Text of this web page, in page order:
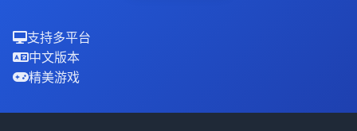
支持多平台
中文版本
精美游戏